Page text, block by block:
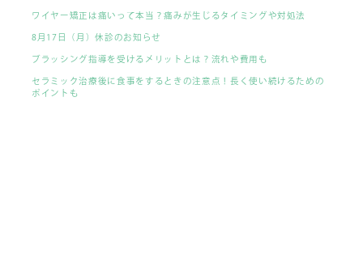
ワイヤー矯正は痛いって本当？痛みが生じるタイミングや対処法
8月17日（月）休診のお知らせ
ブラッシング指導を受けるメリットとは？流れや費用も
セラミック治療後に食事をするときの注意点！長く使い続けるための
ポイントも